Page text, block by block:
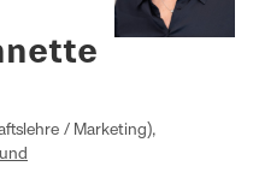
/ Marketing),